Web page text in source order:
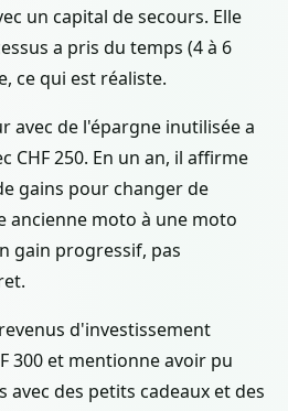
un capital de secours. Elle
a pris du temps (4 à 6
ce qui est réaliste.
avec de l'épargne inutilisée a
CHF 250. En un an, il affirme
gains pour changer de
ancienne moto à une moto
gain progressif, pas
d'investissement
300 et mentionne avoir pu
des petits cadeaux et des